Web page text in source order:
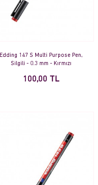
Edding 147 S Multi Purpose Pen,
Silgili - 0.3 mm - Kırmızı
100,00 TL